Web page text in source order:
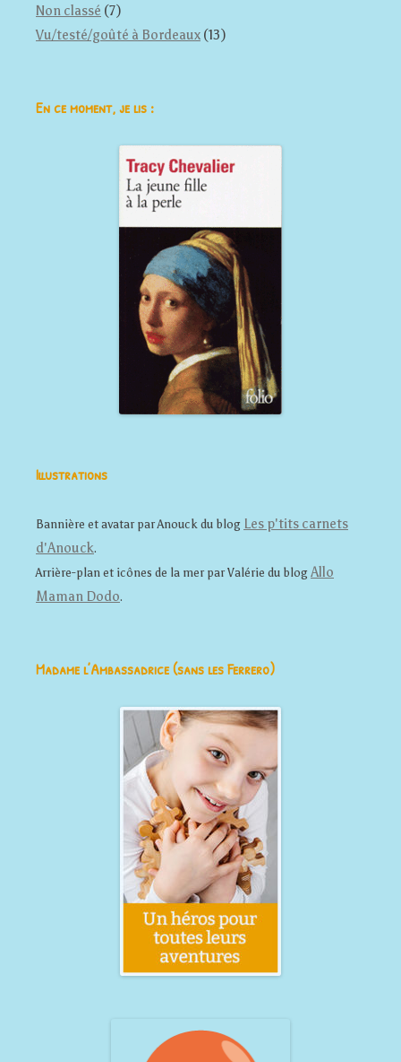
Non classé (7)
Vu/testé/goûté à Bordeaux (13)
En ce moment, je lis :
Illustrations
Bannière et avatar par Anouck du blog Les p'tits carnets
d'Anouck.
Arrière-plan et icônes de la mer par Valérie du blog Allo
Maman Dodo.
Madame l’Ambassadrice (sans les Ferrero)